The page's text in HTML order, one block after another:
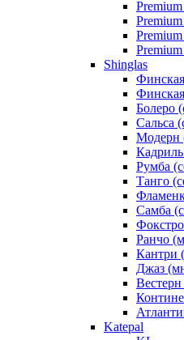
Shinglas
Болеро
Сальса
Модерн
Румба
Танго
Самба
Ранчо
Кантри
Джаз
Katepal